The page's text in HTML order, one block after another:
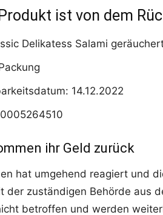
ist von dem
Delikatess Salami
14.12.2022
ihr Geld zurück
hat umgehend reagiert und
der zuständigen Behörde aus
betroffen und werden